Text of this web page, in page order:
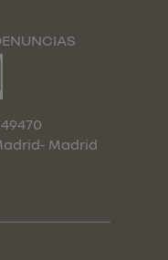
Madrid